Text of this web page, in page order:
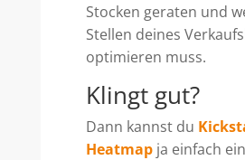
Stocken geraten und
Stellen deines
optimieren muss.
Klingt gut?
Dann kannst du
Heatmapja einfach